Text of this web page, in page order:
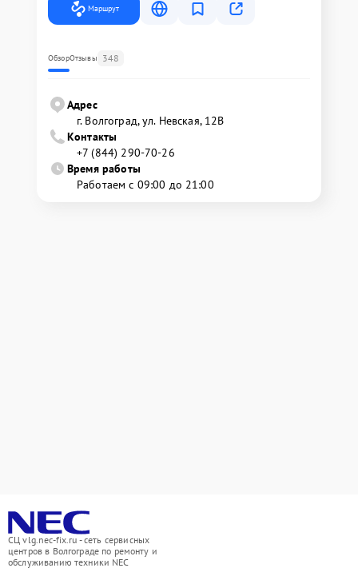
Маршрут
ОбзорОтзывы 348
Адрес
г. Волгоград, ул. Невская, 12В
Контакты
+7 (844) 290-70-26
Время работы
Работаем с 09:00 до 21:00
СЦ vlg.nec-fix.ru - сеть сервисных
центров в Волгограде по ремонту и
обслуживанию техники NEC